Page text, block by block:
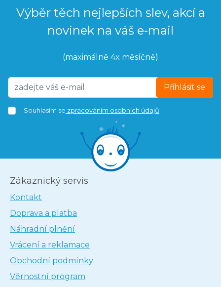
Výběr těch nejlepších slev, akcí a
novinek na váš e-mail
(maximálně 4x měsíčně)
Přihlásit se
Souhlasím se zpracováním osobních údajů
Zákaznický servis
Kontakt
Doprava a platba
Náhradní plnění
Vrácení a reklamace
Obchodní podmínky
Věrnostní program